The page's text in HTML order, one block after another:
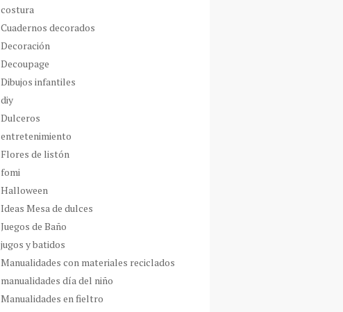
costura
Cuadernos decorados
Decoración
Decoupage
Dibujos infantiles
diy
Dulceros
entretenimiento
Flores de listón
fomi
Halloween
Ideas Mesa de dulces
Juegos de Baño
jugos y batidos
Manualidades con materiales reciclados
manualidades día del niño
Manualidades en fieltro